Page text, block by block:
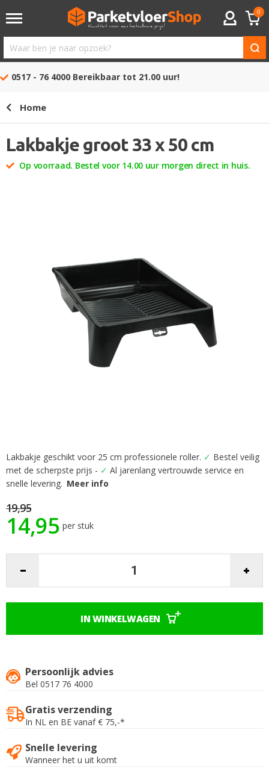
ACCOUNT
0
Waar
ben
opzoek?
0517 - 76 4000 Bereikbaar tot 21.00 uur!
Home
Lakbakje groot 33 x 50 cm
Op voorraad. Bestel voor 14.00 uur morgen direct in huis.
Ga
naar
het
van
de
afbeeldingen-
Lakbakje geschikt voor 25 cm professionele roller. ✓ Bestel veilig
met de scherpste prijs - ✓ Al jarenlang vertrouwde service en
snelle levering. Meer info
19,95
14,95 per stuk
IN WINKELWAGEN
Persoonlijk advies
Bel 0517 76 4000
Gratis verzending
In NL en BE vanaf € 75,-*
Snelle levering
Wanneer het u uit komt